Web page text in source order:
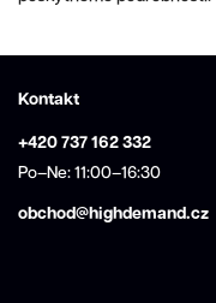
Kontakt
+420 737 162 332
Po–Ne: 11:00–16:30
obchod@highdemand.cz